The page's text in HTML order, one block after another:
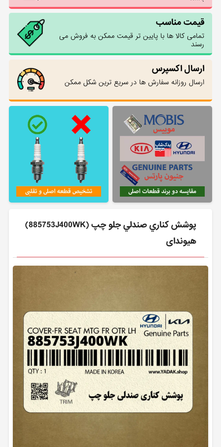
قیمت مناسب
تمامی کالا ها با پایین تر قیمت ممکن به فروش می
رسند
ارسال اکسپرس
ارسال روزانه سفارش ها در سریع ترین شکل ممکن
پوشش كناري صندلي جلو چپ (885753J400WK)
هیوندای